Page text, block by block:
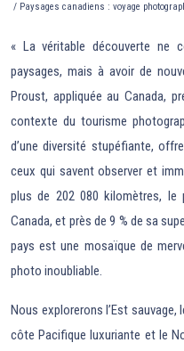
/ Paysages canadiens : voyage
« La véritable découverte ne
paysages, mais à avoir de
Proust, appliquée au Canada,
contexte du tourisme
d’une diversité stupéfiante,
ceux qui savent observer et
plus de 202 080 kilomètres,
Canada, et près de 9 % de sa
pays est une mosaïque de
photo inoubliable.
Nous explorerons l’Est
côte Pacifique luxuriante et le